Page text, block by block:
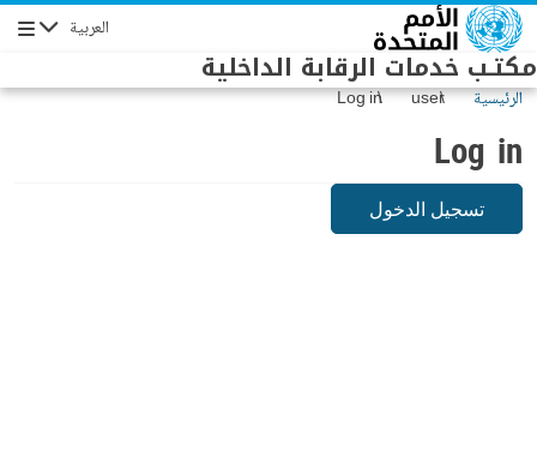
Skip to main content العربية
مكتـب خدمات الرقابة الداخلية
الرئيسية user
Log in
Log in
تسجيل الدخول